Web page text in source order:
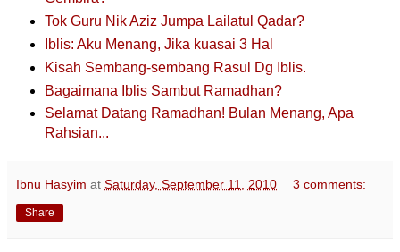
Tok Guru Nik Aziz Jumpa Lailatul Qadar?
Iblis: Aku Menang, Jika kuasai 3 Hal
Kisah Sembang-sembang Rasul Dg Iblis.
Bagaimana Iblis Sambut Ramadhan?
Selamat Datang Ramadhan! Bulan Menang, Apa
Rahsian...
Ibnu Hasyim at Saturday, September 11, 2010 3 comments:
Share